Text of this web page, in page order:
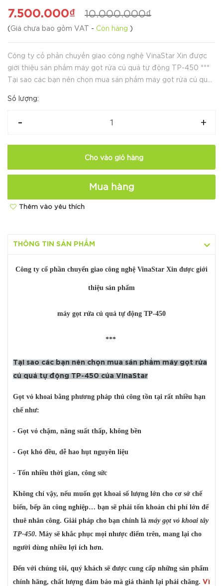
7.500.000₫ 10.000.000₫
( Giá chưa bao gồm VAT - Còn hàng )
Công ty cổ phần chuyển giao công nghệ VinaStar Xin được
giới thiệu sản phẩm máy gọt rửa củ quả tự động TP-450 ***
Tại sao các bạn nên chọn mua sản phẩm máy gọt rửa củ quả
pháp thủ công tồn...
Số lượng:
- +
Cho vào giỏ hàng
Mua hàng
Thêm vào yêu thích
THÔNG TIN SẢN PHẨM
Công ty cổ phần chuyển giao công nghệ VinaStar Xin được giới
thiệu sản phẩm
máy gọt rửa củ quả tự động TP-450
***
Tại sao các bạn nên chọn mua sản phẩm máy gọt rửa
củ quả tự động TP-450 của VinaStar
Gọt vỏ khoai bằng phương pháp thủ công tồn tại rất nhiều hạn
chế như:
- Gọt vỏ chậm, năng suất thấp, không bền
- Gọt khó đều, dễ hao hụt nguyên liệu
- Tốn nhiều thời gian, công sức
Không chỉ vậy, nếu muốn gọt khoai số lượng lớn cho cơ sở chế
biến, bếp ăn công nghiệp… bạn sẽ phải tốn khoản chi phí lớn để
thuê nhân công. Giải pháp cho bạn chính là máy gọt vỏ khoai tây
TP-450. Máy sẽ khắc phục mọi nhược điểm trên, mang lại cho
người dùng nhiều lợi ích hơn.
Đến với chúng tôi, quý khách sẽ được cung cấp những sản phẩm
chính hãng, chất lượng đảm bảo mà giá thành lại phải chăng. Vì